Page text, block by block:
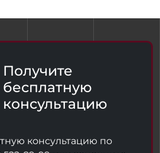
Получите
бесплатную
консультацию
консультацию по